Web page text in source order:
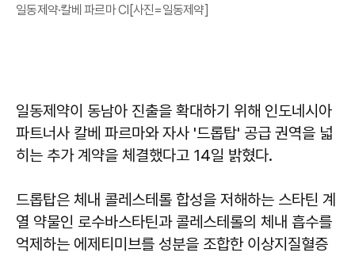
일동제약·칼베 파르마 CI[사진=일동제약]
일동제약이 동남아 진출을 확대하기 위해 인도네시아
파트너사 칼베 파르마와 자사 '드롭탑' 공급 권역을 넓
히는 추가 계약을 체결했다고 14일 밝혔다.
드롭탑은 체내 콜레스테롤 합성을 저해하는 스타틴 계
열 약물인 로수바스타틴과 콜레스테롤의 체내 흡수를
억제하는 에제티미브를 성분을 조합한 이상지질혈증